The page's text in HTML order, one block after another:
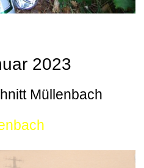
2023
Müllenbach